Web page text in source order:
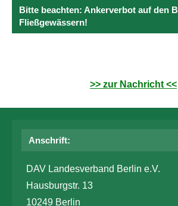
Bitte beachten: Ankerverbot auf den
Fließgewässern!
>> zur Nachricht <<
Anschrift:
DAV Landesverband Berlin e.V.
Hausburgstr. 13
10249 Berlin